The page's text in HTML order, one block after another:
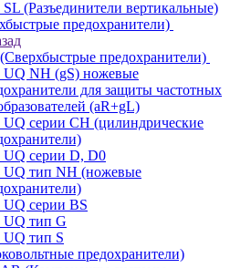
SL (Разъединители вертикальные)
предохранители)
предохранители)
UQ NH (gS) ножевые
для защиты частотных
(aR+gL)
UQ серии CH (цилиндрические
UQ серии D, D0
UQ тип NH (ножевые
UQ серии BS
UQ тип G
UQ тип S
предохранители)